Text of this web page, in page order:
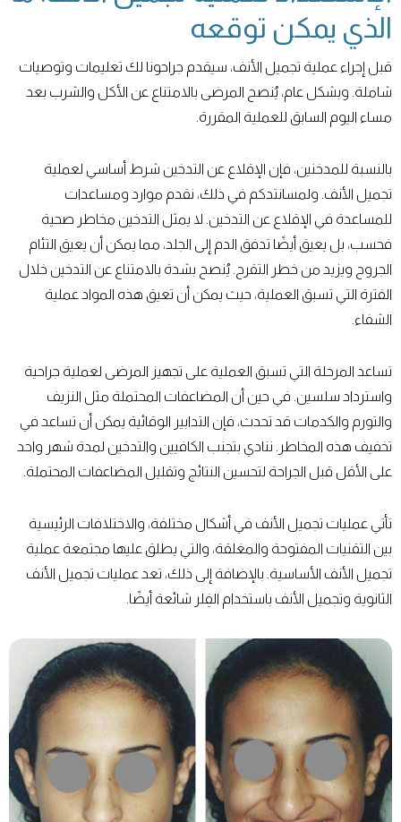
الذي يمكن توقعه
قبل إجراء عملية تجميل الأنف، سيقدم جراحونا لك تعليمات وتوصيات
شاملة. وبشكل عام، يُنصح المرضى بالامتناع عن الأكل والشرب بعد
مساء اليوم السابق للعملية المقررة.
بالنسبة للمدخنين، فإن الإقلاع عن التدخين شرط أساسي لعملية
تجميل الأنف. ولمسانتدكم في ذلك، نقدم موارد ومساعدات
للمساعدة في الإقلاع عن التدخين. لا يمثل التدخين مخاطر صحية
فحسب، بل يعيق أيضًا تدفق الدم إلى الجلد، مما يمكن أن يعيق التئام
الجروح ويزيد من خطر التقرح. يُنصح بشدة بالامتناع عن التدخين خلال
الفترة التي تسبق العملية، حيث يمكن أن تعيق هذه المواد عملية
الشفاء.
تساعد المرحلة التي تسبق العملية على تجهيز المرضى لعملية جراحية
واسترداد سلسين. في حين أن المضاعفات المحتملة مثل النزيف
والتورم والكدمات قد تحدث، فإن التدابير الوقائية يمكن أن تساعد في
تخفيف هذه المخاطر. ننادي بتجنب الكافيين والتدخين لمدة شهر واحد
على الأقل قبل الجراحة لتحسين النتائج وتقليل المضاعفات المحتملة.
تأتي عمليات تجميل الأنف في أشكال مختلفة، والاختلافات الرئيسية
بين التقنيات المفتوحة والمغلقة، والتي يطلق عليها مجتمعة عملية
تجميل الأنف الأساسية. بالإضافة إلى ذلك، تعد عمليات تجميل الأنف
الثانوية وتجميل الأنف باستخدام الفِلر شائعة أيضًا.